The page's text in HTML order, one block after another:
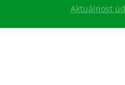
Aktuálnost